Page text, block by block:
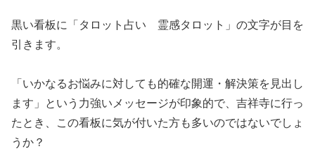
黒い看板に「タロット占い 霊感タロット」の文字が目を
引きます。
「いかなるお悩みに対しても的確な開運・解決策を見出し
ます」という力強いメッセージが印象的で、吉祥寺に行っ
たとき、この看板に気が付いた方も多いのではないでしょ
うか？